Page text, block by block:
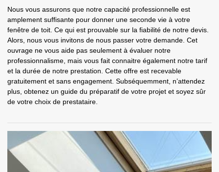
Nous vous assurons que notre capacité professionnelle est
amplement suffisante pour donner une seconde vie à votre
fenêtre de toit. Ce qui est prouvable sur la fiabilité de notre devis.
Alors, nous vous invitons de nous passer votre demande. Cet
ouvrage ne vous aide pas seulement à évaluer notre
professionnalisme, mais vous fait connaitre également notre tarif
et la durée de notre prestation. Cette offre est recevable
gratuitement et sans engagement. Subséquemment, n’attendez
plus, obtenez un guide du préparatif de votre projet et soyez sûr
de votre choix de prestataire.